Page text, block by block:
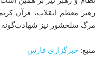
رهبر معظم انقلاب، قرآن
مرگ سلحشور نیز شهادت‌گونه
منبع: خبرگزاری فارس